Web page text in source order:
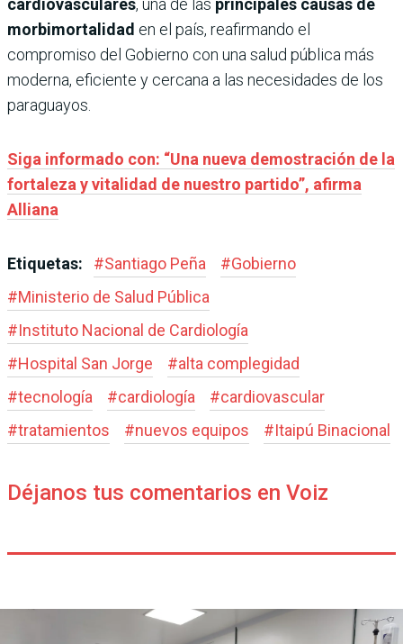
cardiovasculares, una de las principales causas de
morbimortalidad en el país, reafirmando el
compromiso del Gobierno con una salud pública más
moderna, eficiente y cercana a las necesidades de los
paraguayos.
Siga informado con: “Una nueva demostración de la
fortaleza y vitalidad de nuestro partido”, afirma
Alliana
Etiquetas: #Santiago Peña #Gobierno
#Ministerio de Salud Pública
#Instituto Nacional de Cardiología
#Hospital San Jorge #alta complegidad
#tecnología #cardiología #cardiovascular
#tratamientos #nuevos equipos #Itaipú Binacional
Déjanos tus comentarios en Voiz